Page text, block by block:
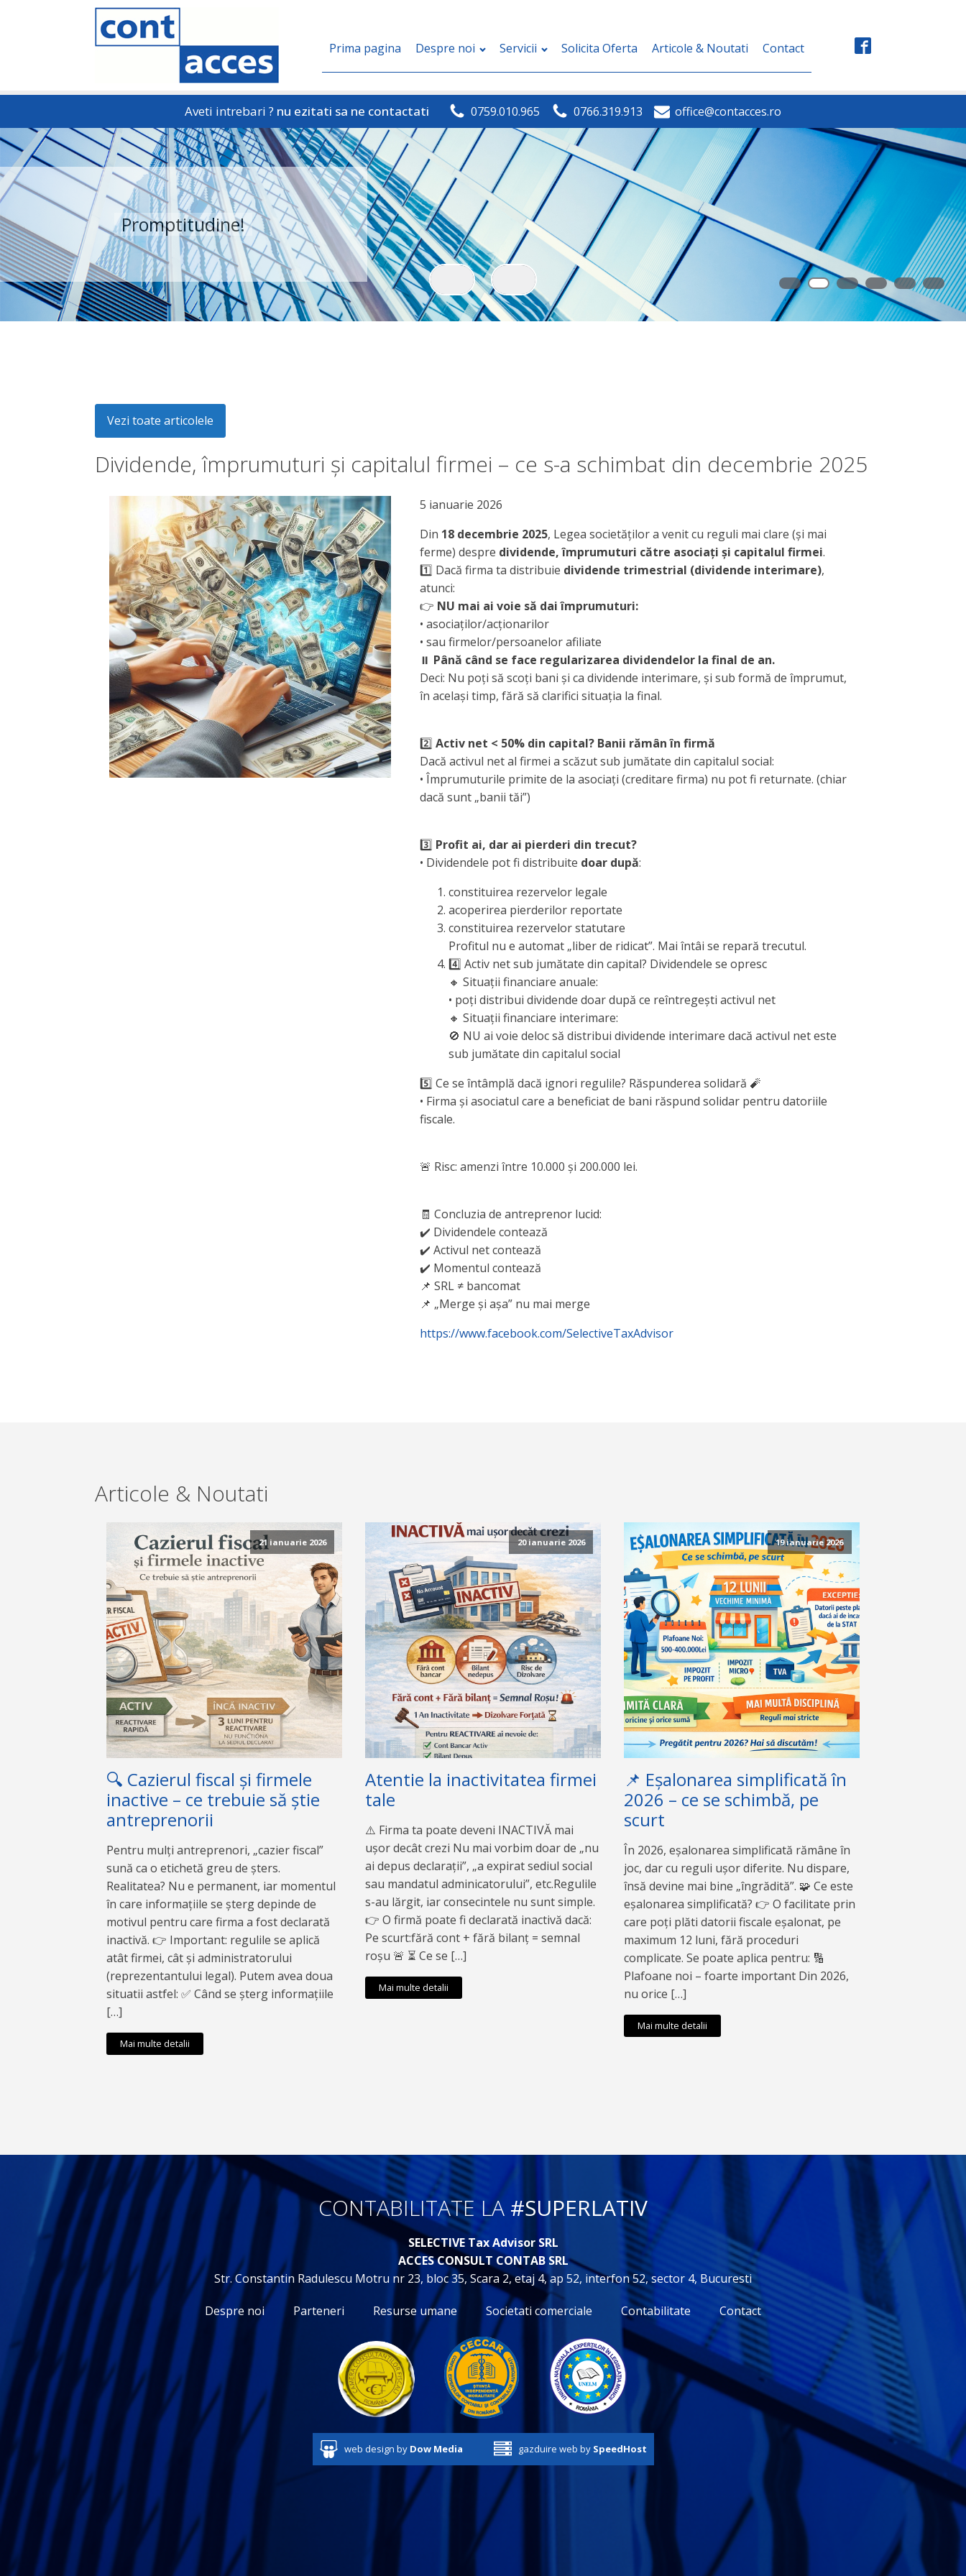
Prima pagina Despre noi Servicii Solicita Oferta Articole & Noutati Contact
Aveti intrebari ? nu ezitati sa ne contactati 0759.010.965 0766.319.913 office@contacces.ro
Profesionalism!
Vezi toate articolele
Dividende, împrumuturi și capitalul firmei – ce s-a schimbat din decembrie 2025
5 ianuarie 2026
Din 18 decembrie 2025, Legea societăților a venit cu reguli mai clare (și mai
ferme) despre dividende, împrumuturi către asociați și capitalul firmei.
1️⃣ Dacă firma ta distribuie dividende trimestrial (dividende interimare),
atunci:
👉 NU mai ai voie să dai împrumuturi:
• asociaților/acționarilor
• sau firmelor/persoanelor afiliate
⏸️ Până când se face regularizarea dividendelor la final de an.
Deci: Nu poți să scoți bani și ca dividende interimare, și sub formă de împrumut,
în același timp, fără să clarifici situația la final.
2️⃣ Activ net < 50% din capital? Banii rămân în firmă
Dacă activul net al firmei a scăzut sub jumătate din capitalul social:
• Împrumuturile primite de la asociați (creditare firma) nu pot fi returnate. (chiar
dacă sunt „banii tăi”)
3️⃣ Profit ai, dar ai pierderi din trecut?
• Dividendele pot fi distribuite doar după:
constituirea rezervelor legale
acoperirea pierderilor reportate
constituirea rezervelor statutare
Profitul nu e automat „liber de ridicat”. Mai întâi se repară trecutul.
4️⃣ Activ net sub jumătate din capital? Dividendele se opresc
🔸 Situații financiare anuale:
• poți distribui dividende doar după ce reîntregești activul net
🔸 Situații financiare interimare:
🚫 NU ai voie deloc să distribui dividende interimare dacă activul net este
sub jumătate din capitalul social
5️⃣ Ce se întâmplă dacă ignori regulile? Răspunderea solidară 🧨
• Firma și asociatul care a beneficiat de bani răspund solidar pentru datoriile
fiscale.
🚨 Risc: amenzi între 10.000 și 200.000 lei.
🧾 Concluzia de antreprenor lucid:
✔️ Dividendele contează
✔️ Activul net contează
✔️ Momentul contează
📌 SRL ≠ bancomat
📌 „Merge și așa” nu mai merge
https://www.facebook.com/SelectiveTaxAdvisor
Articole & Noutati
21 ianuarie 2026
🔍 Cazierul fiscal și firmele
inactive – ce trebuie să știe
antreprenorii
Pentru mulți antreprenori, „cazier fiscal”
sună ca o etichetă greu de șters.
Realitatea? Nu e permanent, iar momentul
în care informațiile se șterg depinde de
motivul pentru care firma a fost declarată
inactivă. 👉 Important: regulile se aplică
atât firmei, cât și administratorului
(reprezentantului legal). Putem avea doua
situatii astfel: ✅ Când se șterg informațiile
[…]
Mai multe detalii
20 ianuarie 2026
Atentie la inactivitatea firmei
tale
⚠️ Firma ta poate deveni INACTIVĂ mai
ușor decât crezi Nu mai vorbim doar de „nu
ai depus declarații”, „a expirat sediul social
sau mandatul adminicatorului”, etc.Regulile
s-au lărgit, iar consecintele nu sunt simple.
👉 O firmă poate fi declarată inactivă dacă:
Pe scurt:fără cont + fără bilanț = semnal
roșu 🚨 ⏳ Ce se […]
Mai multe detalii
19 ianuarie 2026
📌 Eșalonarea simplificată în
2026 – ce se schimbă, pe
scurt
În 2026, eșalonarea simplificată rămâne în
joc, dar cu reguli ușor diferite. Nu dispare,
însă devine mai bine „îngrădită”. 🧩 Ce este
eșalonarea simplificată? 👉 O facilitate prin
care poți plăti datorii fiscale eșalonat, pe
maximum 12 luni, fără proceduri
complicate. Se poate aplica pentru: 🔢
Plafoane noi – foarte important Din 2026,
nu orice […]
Mai multe detalii
CONTABILITATE LA #SUPERLATIV
SELECTIVE Tax Advisor SRL
ACCES CONSULT CONTAB SRL
Str. Constantin Radulescu Motru nr 23, bloc 35, Scara 2, etaj 4, ap 52, interfon 52, sector 4, Bucuresti
Despre noi Parteneri Resurse umane Societati comerciale Contabilitate Contact
web design by Dow Media gazduire web by SpeedHost